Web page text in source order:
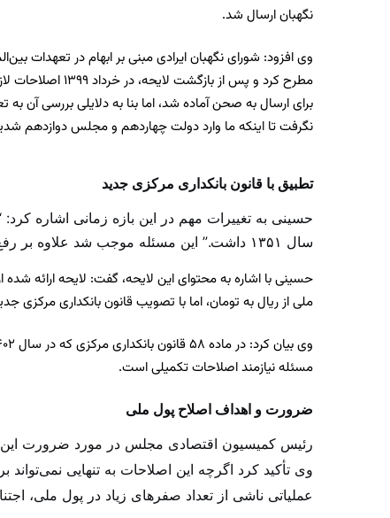
نگهبان ارسال شد.
وی افزود: شورای نگهبان ایرادی مبنی بر ابهام در تعهدات
مطرح کرد و پس از
برای ارسال به صحن آماده شد، اما بنا به دلایلی بررسی آن
نگرفت تا اینکه ما وارد دولت چهاردهم و مجلس دوازدهم
تطبیق با قانون بانکداری مرکزی جدید
حسینی به تغییرات مهم در این بازه زمانی اشاره
سال ۱۳۵۱ داشت.” این مسئله موجب شد علاوه بر رفع ایراد شورای نگهبان، تطبیق لایحه با قانون جدید بانکداری مرکزی نیز مد نظر قرار گیرد.
حسینی با اشاره به محتوای این لایحه، گفت: لایحه
ملی از ریال به تومان، اما با تصویب قانون بانکداری مرکزی جدید در سال ۱۴۰۲، ماده مربوط به تغییر نام پول حذف شد و ریال به عنوان واحد پول
مسئله نیازمند اصلاحات تکمیلی است.
ضرورت و اهداف اصلاح پول ملی
رئیس کمیسیون اقتصادی مجلس در مورد ضرورت این
وی تأکید کرد اگرچه این اصلاحات به تنهایی
عملیاتی ناشی از تعداد صفر‌های زیاد در پول ملی،